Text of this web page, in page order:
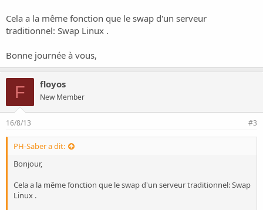
Cela a la même fonction que le swap d'un serveur
traditionnel: Swap Linux .
Bonne journée à vous,
F floyos
New Member
16/8/13 #3
PH-Saber a dit:
Bonjour,
Cela a la même fonction que le swap d'un serveur traditionnel:Swap
Linux .